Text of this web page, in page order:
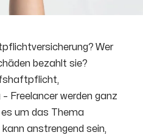
Wer
bezahlt sie?
Freelancer werden ganz
um das Thema
anstrengend sein,